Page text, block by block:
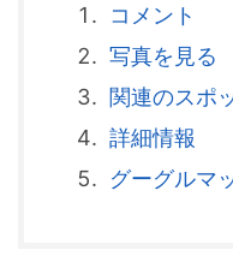
コメント
写真を見る
関連のスポ
詳細情報
グーグルマ